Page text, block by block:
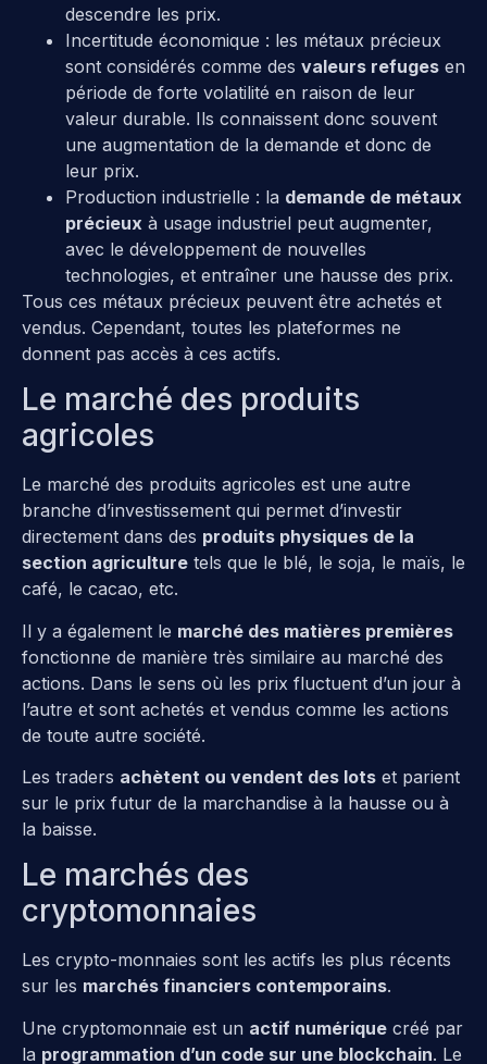
descendre les prix.
Incertitude économique : les métaux précieux
sont considérés comme des valeurs refuges en
période de forte volatilité en raison de leur
valeur durable. Ils connaissent donc souvent
une augmentation de la demande et donc de
leur prix.
Production industrielle : la demande de métaux
précieux à usage industriel peut augmenter,
avec le développement de nouvelles
technologies, et entraîner une hausse des prix.
Tous ces métaux précieux peuvent être achetés et
vendus. Cependant, toutes les plateformes ne
donnent pas accès à ces actifs.
Le marché des produits
agricoles
Le marché des produits agricoles est une autre
branche d’investissement qui permet d’investir
directement dans des produits physiques de la
section agriculture tels que le blé, le soja, le maïs, le
café, le cacao, etc.
Il y a également le marché des matières premières
fonctionne de manière très similaire au marché des
actions. Dans le sens où les prix fluctuent d’un jour à
l’autre et sont achetés et vendus comme les actions
de toute autre société.
Les traders achètent ou vendent des lots et parient
sur le prix futur de la marchandise à la hausse ou à
la baisse.
Le marchés des
cryptomonnaies
Les crypto-monnaies sont les actifs les plus récents
sur les marchés financiers contemporains.
Une cryptomonnaie est un actif numérique créé par
la programmation d’un code sur une blockchain. Le